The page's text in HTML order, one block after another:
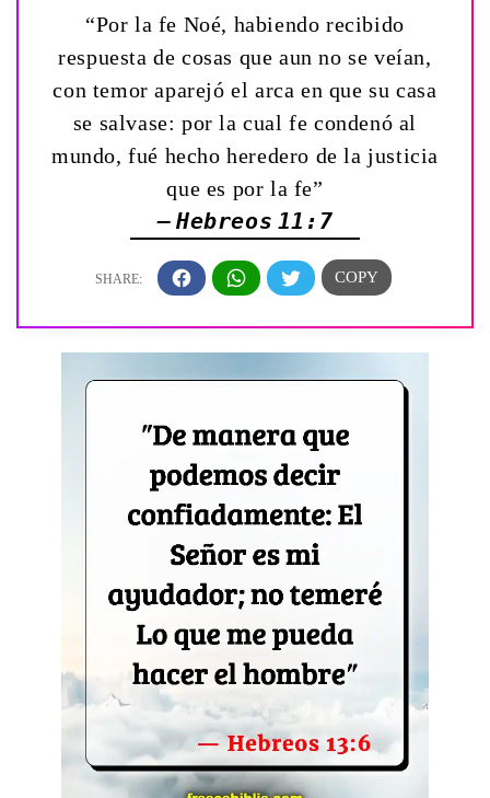
“Por la fe Noé, habiendo recibido
respuesta de cosas que aun no se veían,
con temor aparejó el arca en que su casa
se salvase: por la cual fe condenó al
mundo, fué hecho heredero de la justicia
que es por la fe”
— Hebreos 11:7